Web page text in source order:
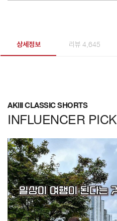
상세정보 리뷰 4,645
AKIII CLASSIC SHORTS
INFLUENCER PICK